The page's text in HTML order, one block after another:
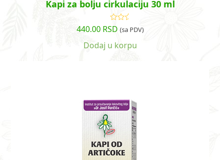
Kapi za bolju cirkulaciju 30 ml
Ocenjeno
sa4.38
440.00 RSD (sa PDV)
Dodaj u korpu